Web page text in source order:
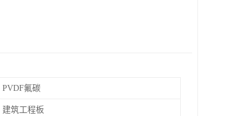
PVDF氟碳
建筑工程板